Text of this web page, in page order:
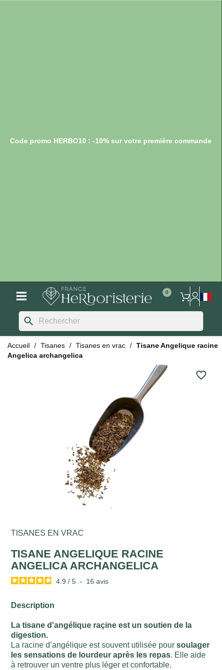
Code promo HERBO10 : -10% sur votre première commande
search
Accueil Tisanes Tisanes en vrac
Tisane Angelique racine
Angelica archangelica
favorite_border
TISANES EN VRAC
TISANE ANGELIQUE RACINE
ANGELICA ARCHANGELICA
4.9 / 5 - 16avis
Description
La tisane d'angélique raçine est un soutien de la
digestion.
La racine d’angélique est souvent utilisée poursoulager
les sensations de lourdeur après les repas. Elle aide
à retrouver un ventre plus léger et confortable.